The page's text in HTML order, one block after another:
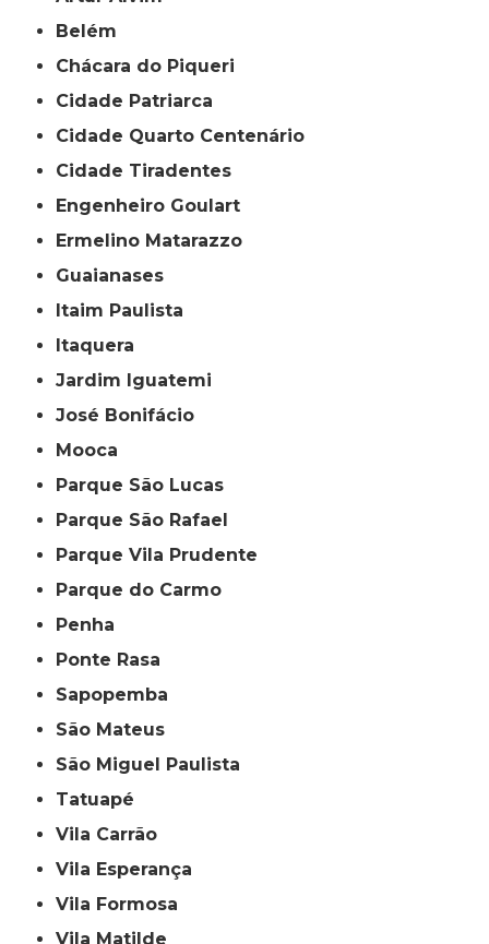
Belém
Chácara do Piqueri
Cidade Patriarca
Cidade Quarto Centenário
Cidade Tiradentes
Engenheiro Goulart
Ermelino Matarazzo
Guaianases
Itaim Paulista
Itaquera
Jardim Iguatemi
José Bonifácio
Mooca
Parque São Lucas
Parque São Rafael
Parque Vila Prudente
Parque do Carmo
Penha
Ponte Rasa
Sapopemba
São Mateus
São Miguel Paulista
Tatuapé
Vila Carrão
Vila Esperança
Vila Formosa
Vila Matilde